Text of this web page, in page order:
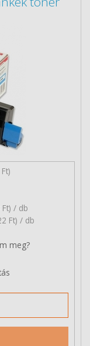
/ db
Ft) / db
meg?